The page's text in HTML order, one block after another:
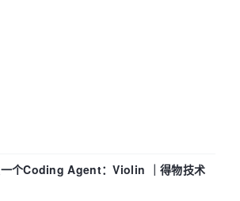
一个Coding Agent：Violin ｜得物技术